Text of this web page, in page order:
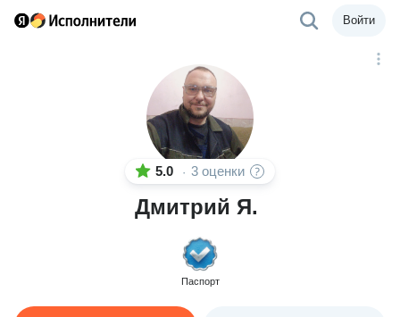
Войти
5.0 · 3 оценки
Дмитрий Я.
Паспорт